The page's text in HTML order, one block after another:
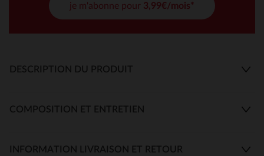
je m'abonne pour 3,99€/mois*
DESCRIPTION DU PRODUIT
COMPOSITION ET ENTRETIEN
INFORMATION LIVRAISON ET RETOUR